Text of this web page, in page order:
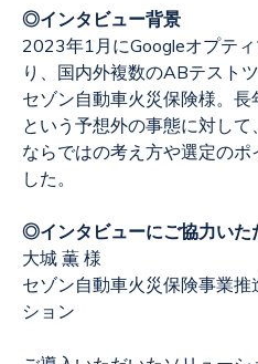
◎インタビュー背景
2023年1月にGoogleオプテ
り、国内外複数のABテスト
セゾン自動車火災保険様。
という予想外の事態に対して、
ならではの考え方や選定の
した。
◎インタビューにご協力いた
大城 薫 様
セゾン自動車火災保険事業
ション